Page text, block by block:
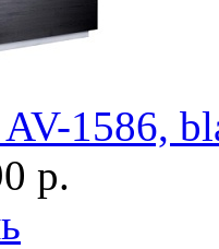
1586,
р.